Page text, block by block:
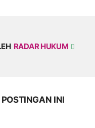
RADAR HUKUM
INI